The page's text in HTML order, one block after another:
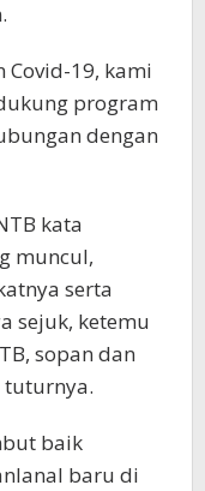
Covid-19, kami
program
dengan
kata
muncul,
serta
sejuk, ketemu
sopan dan
tuturnya.
baik
baru di